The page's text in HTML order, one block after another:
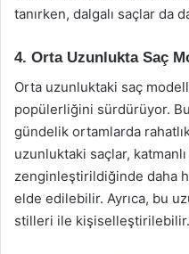
tanırken, dalgalı saçlar da
4. Orta Uzunlukta Saç
Orta uzunluktaki saç
popülerliğini sürdürüyor.
gündelik ortamlarda
uzunluktaki saçlar,
zenginleştirildiğinde daha
elde edilebilir. Ayrıca, bu
stilleri ile kişiselleştirilebilir.